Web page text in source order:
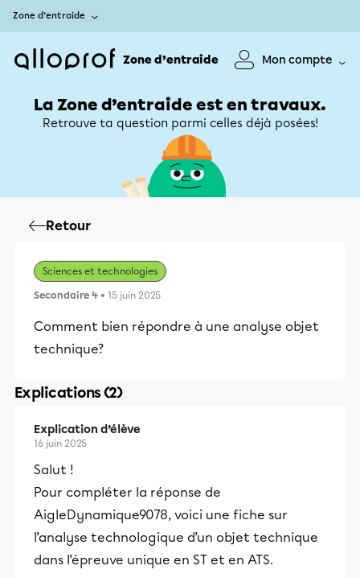
Zone d’entraide
Zone d’entraide Mon compte
La Zone d’entraide est en travaux.
Retrouve ta question parmi celles déjà posées!
Retour
Sciences et technologies
Secondaire 4 • 15 juin 2025
Comment bien répondre à une analyse objet
technique?
Explications (2)
Explication d’élève
16 juin 2025
Salut !
Pour compléter la réponse de
AigleDynamique9078, voici une fiche sur
l’analyse technologique d’un objet technique
dans l’épreuve unique en ST et en ATS.